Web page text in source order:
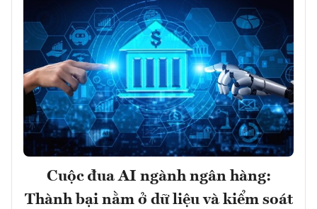
Cuộc đua AI ngành ngân hàng:
Thành bại nằm ở dữ liệu và kiểm soát